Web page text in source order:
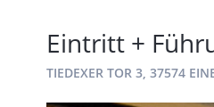
Eintritt +
TIEDEXER TOR 3, 37574